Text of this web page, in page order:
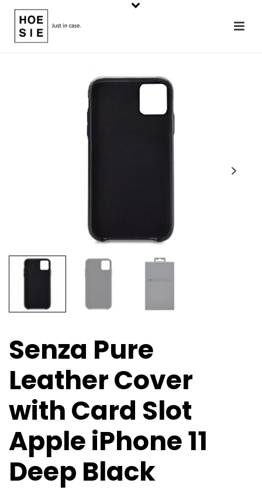
Senza Pure
Leather Cover
with Card Slot
Apple iPhone 11
Deep Black